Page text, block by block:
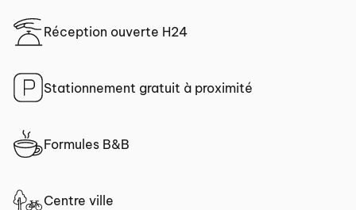
Réception ouverte H24
Stationnement gratuit à proximité
Formules B&B
Centre ville